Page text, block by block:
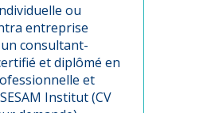
ou
entreprise
consultant-
et diplômé en
et
Institut (CV